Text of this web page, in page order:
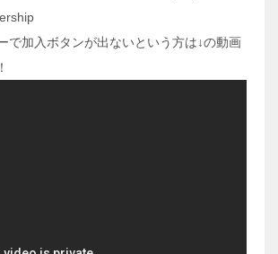
で加入ボタンが出ないという方は↓の動画